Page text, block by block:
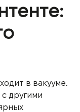
в вакууме.
другими